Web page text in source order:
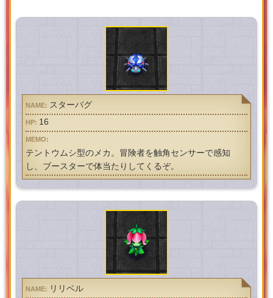
スターバグ
16
テントウムシ型のメカ。冒険者を触角センサーで感知
し、ブースターで体当たりしてくるぞ。
リリベル